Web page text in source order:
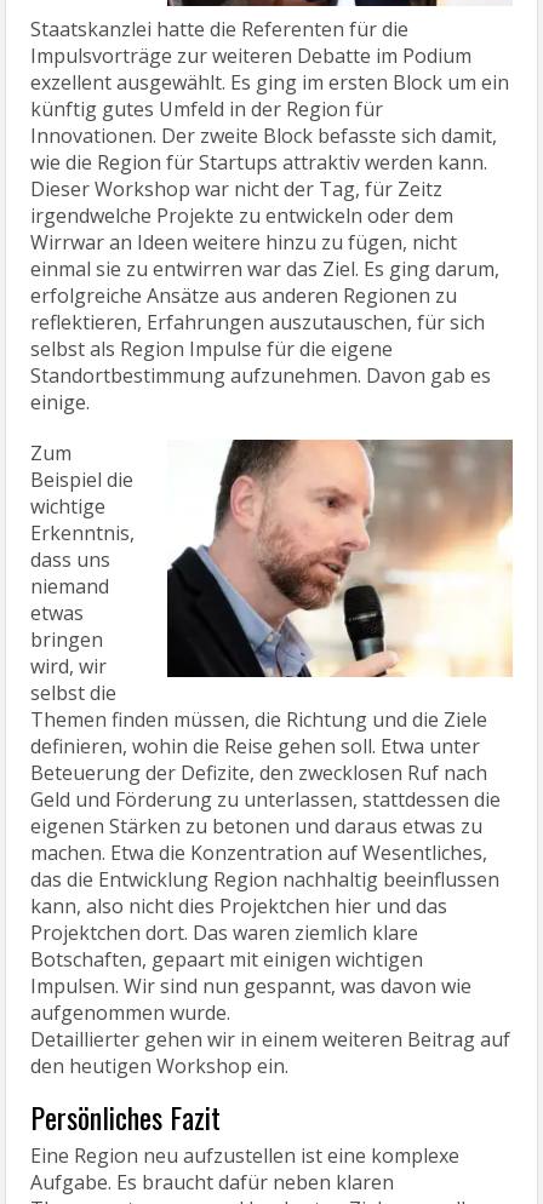
Staatskanzlei hatte die Referenten für die
Impulsvorträge zur weiteren Debatte im Podium
exzellent ausgewählt. Es ging im ersten Block um ein
künftig gutes Umfeld in der Region für
Innovationen. Der zweite Block befasste sich damit,
wie die Region für Startups attraktiv werden kann.
Dieser Workshop war nicht der Tag, für Zeitz
irgendwelche Projekte zu entwickeln oder dem
Wirrwar an Ideen weitere hinzu zu fügen, nicht
einmal sie zu entwirren war das Ziel. Es ging darum,
erfolgreiche Ansätze aus anderen Regionen zu
reflektieren, Erfahrungen auszutauschen, für sich
selbst als Region Impulse für die eigene
Standortbestimmung aufzunehmen. Davon gab es
einige.
Beispiel die
wichtige
Erkenntnis,
dass uns
niemand
etwas
bringen
wird, wir
selbst die
Themen finden müssen, die Richtung und die Ziele
definieren, wohin die Reise gehen soll. Etwa unter
Beteuerung der Defizite, den zwecklosen Ruf nach
Geld und Förderung zu unterlassen, stattdessen die
eigenen Stärken zu betonen und daraus etwas zu
machen. Etwa die Konzentration auf Wesentliches,
das die Entwicklung Region nachhaltig beeinflussen
kann, also nicht dies Projektchen hier und das
Projektchen dort. Das waren ziemlich klare
Botschaften, gepaart mit einigen wichtigen
Impulsen. Wir sind nun gespannt, was davon wie
aufgenommen wurde.
Detaillierter gehen wir in einem weiteren Beitrag auf
den heutigen Workshop ein.
Persönliches Fazit
Aufgabe. Es braucht dafür neben klaren
Themensetzungen und konkreten Zielen vor allem